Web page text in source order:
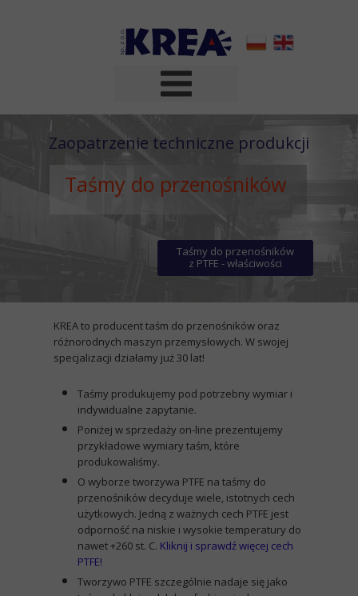
KREA to producent taśm do przenośników oraz
różnorodnych maszyn przemysłowych. W swojej
specjalizacji działamy już 30 lat!
Taśmy produkujemy pod potrzebny wymiar i
indywidualne zapytanie.
Poniżej w sprzedaży on-line prezentujemy
przykładowe wymiary taśm, które
produkowaliśmy.
O wyborze tworzywa PTFE na taśmy do
przenośników decyduje wiele, istotnych cech
użytkowych. Jedną z ważnych cech PTFE jest
odporność na niskie i wysokie temperatury do
nawet +260 st. C. Kliknij i sprawdź więcej cech
PTFE!
Tworzywo PTFE szczególnie nadaje się jako
Taśmy do przenośników
z PTFE - właściwości
Taśmy do przenośników
Zaopatrzenie techniczne produkcji